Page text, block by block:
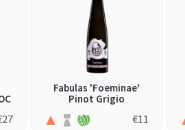
27
Fabulas 'Foeminae'
Pinot Grigio
€11